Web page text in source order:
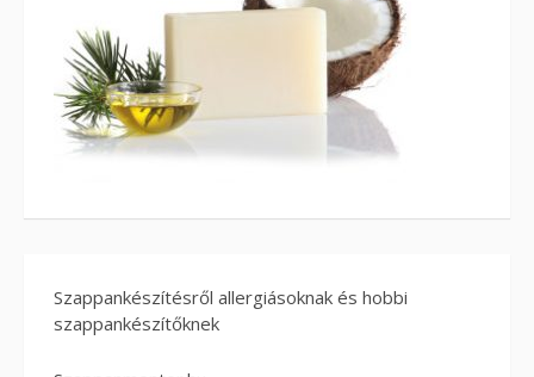
Szappankészítésről allergiásoknak és hobbi
szappankészítőknek